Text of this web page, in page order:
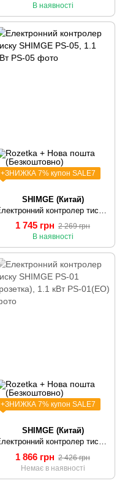
В наявності
+ЗНИЖКА 7% купон SALE7
SHIMGE (Китай)
1 745 грн 2 269 грн
В наявності
+ЗНИЖКА 7% купон SALE7
SHIMGE (Китай)
Електронний контролер тиску SHIMGE PS-01 (розетка), 1.1 кВт
1 866 грн 2 426 грн
Немає в наявності